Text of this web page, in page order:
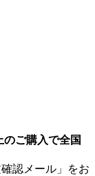
のご購入で全国
認メール」をお